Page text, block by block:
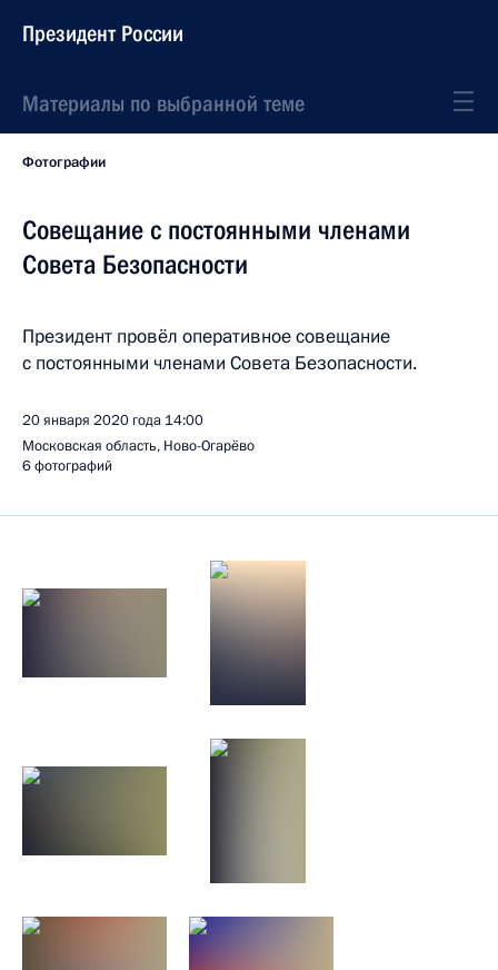
Президент России
Материалы по выбранной теме
Фотографии
Совещание с постоянными членами
Совета Безопасности
Президент провёл оперативное совещание
с постоянными членами Совета Безопасности.
20 января 2020 года 14:00
Московская область, Ново-Огарёво
6 фотографий